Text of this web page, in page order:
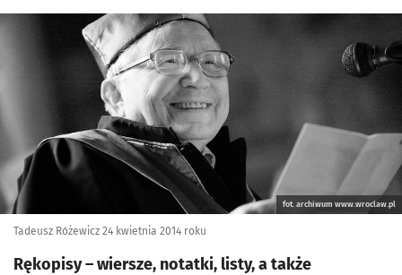
Kliknij, aby powiększyć
fot. archiwum www.wroclaw.pl
Tadeusz Różewicz 24 kwietnia 2014 roku
Rękopisy – wiersze, notatki, listy, a także